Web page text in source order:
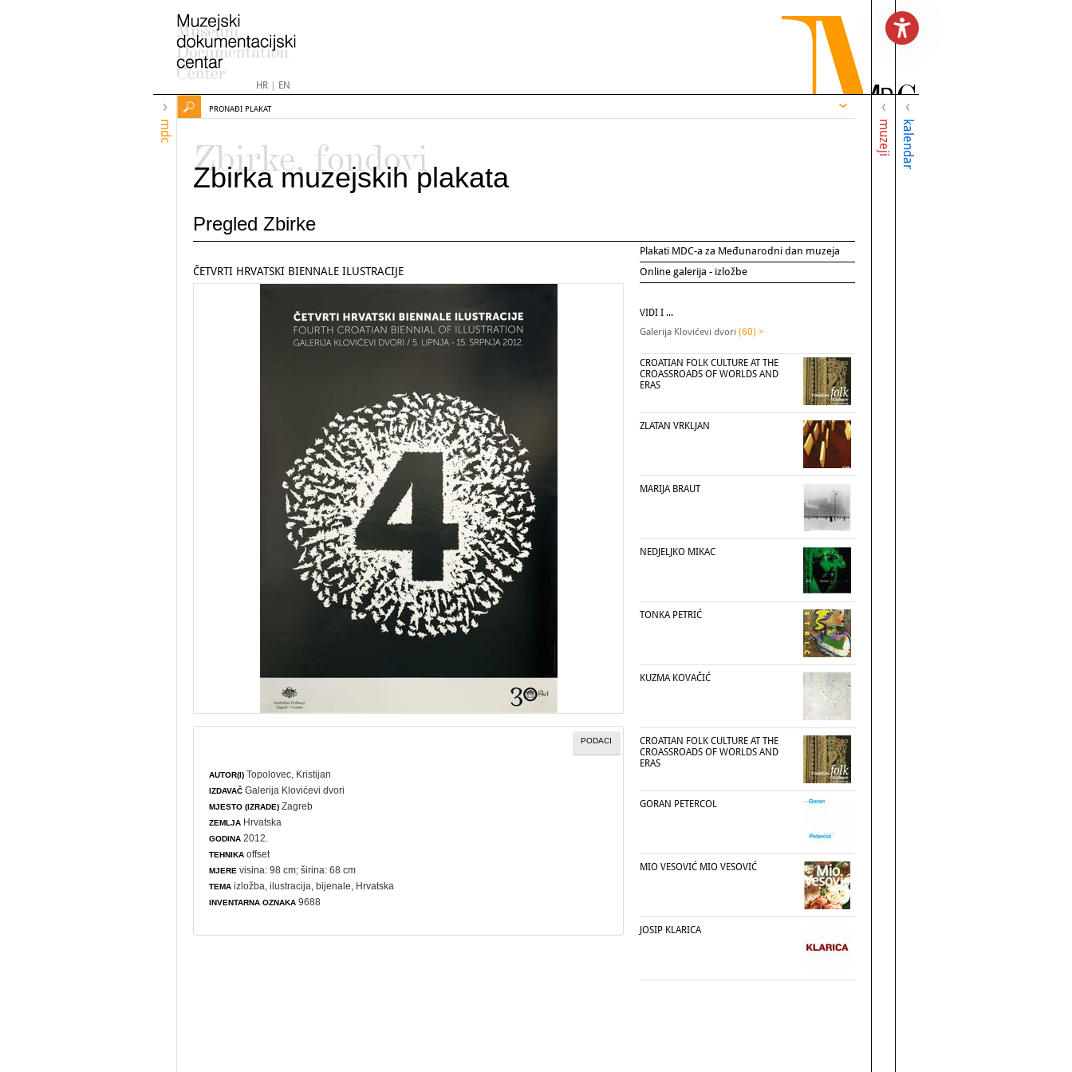
HR| EN
mdc muzeji kalendar
PRONAĐI PLAKAT
Zbirke, fondovi
Zbirka muzejskih plakata
Pregled Zbirke
Plakati MDC-a za Međunarodni dan muzeja
Online galerija - izložbe
ČETVRTI HRVATSKI BIENNALE ILUSTRACIJE
PODACI
AUTOR(I) Topolovec, Kristijan
IZDAVAČ Galerija Klovićevi dvori
MJESTO (IZRADE) Zagreb
ZEMLJA Hrvatska
GODINA 2012.
TEHNIKA offset
MJERE visina: 98 cm; širina: 68 cm
TEMA izložba ,ilustracija ,bijenale , Hrvatska
INVENTARNA OZNAKA 9688
VIDI I ...
Galerija Klovićevi dvori (60) >
CROATIAN FOLK CULTURE AT THE
CROASSROADS OF WORLDS AND
ERAS
ZLATAN VRKLJAN
MARIJA BRAUT
NEDJELJKO MIKAC
TONKA PETRIĆ
KUZMA KOVAČIĆ
CROATIAN FOLK CULTURE AT THE
CROASSROADS OF WORLDS AND
ERAS
GORAN PETERCOL
MIO VESOVIĆ MIO VESOVIĆ
JOSIP KLARICA